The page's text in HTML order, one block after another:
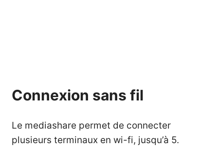
Connexion sans fil
Le mediashare permet de connecter
plusieurs terminaux en wi-fi, jusqu’à 5.